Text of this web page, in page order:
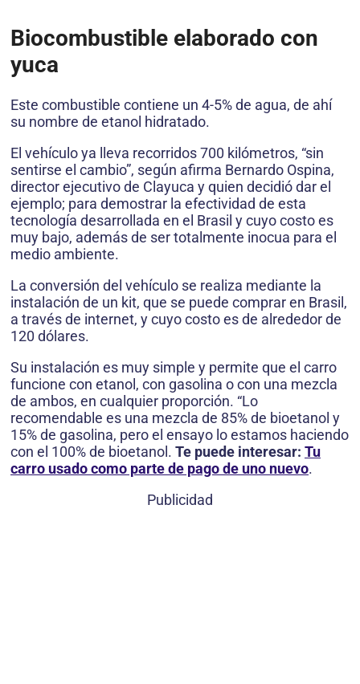
Biocombustible elaborado con
yuca
Este combustible contiene un 4-5% de agua, de ahí
su nombre de etanol hidratado.
El vehículo ya lleva recorridos 700 kilómetros, “sin
sentirse el cambio”, según afirma Bernardo Ospina,
director ejecutivo de Clayuca y quien decidió dar el
ejemplo; para demostrar la efectividad de esta
tecnología desarrollada en el Brasil y cuyo costo es
muy bajo, además de ser totalmente inocua para el
medio ambiente.
La conversión del vehículo se realiza mediante la
instalación de un kit, que se puede comprar en Brasil,
a través de internet, y cuyo costo es de alrededor de
120 dólares.
Su instalación es muy simple y permite que el carro
funcione con etanol, con gasolina o con una mezcla
de ambos, en cualquier proporción. “Lo
recomendable es una mezcla de 85% de bioetanol y
15% de gasolina, pero el ensayo lo estamos haciendo
con el 100% de bioetanol. Te puede interesar: Tu
carro usado como parte de pago de uno nuevo.
Publicidad